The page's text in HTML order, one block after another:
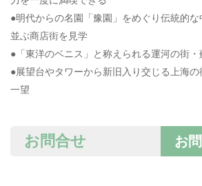
●明代からの名園「豫園」をめぐり伝統的
並ぶ商店街を見学
●「東洋のベニス」と称えられる運河の街
●展望台やタワーから新旧入り交じる上海
一望
お
お問合せ